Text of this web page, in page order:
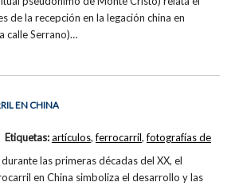
de la recepción en la legación china en
calle Serrano)…
EN CHINA
las primeras décadas del XX, el
en China simboliza el desarrollo y las
Etiquetas:artículos,ferrocarril,fotografías de